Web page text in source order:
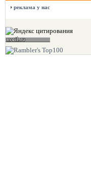
реклама у нас